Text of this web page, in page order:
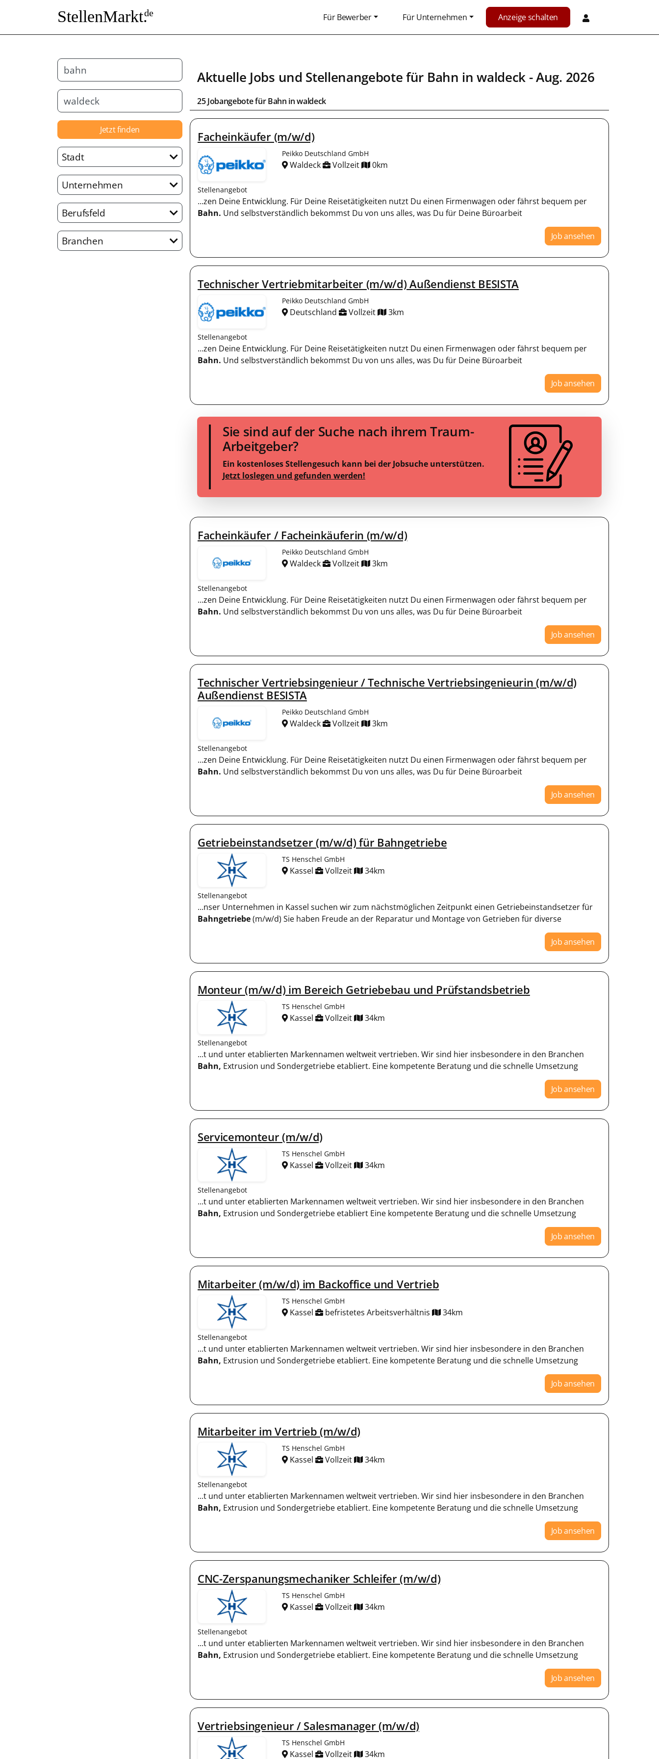
StellenMarkt.de Für Bewerber Für Unternehmen Anzeige schalten
Jetzt finden
Stadt
Unternehmen
Berufsfeld
Branchen
Aktuelle Jobs und Stellenangebote für Bahn inwaldeck - Aug. 2026
25 Jobangebote fürBahn inwaldeck
Facheinkäufer (m/w/d)
Peikko Deutschland GmbH
Waldeck Vollzeit 0km
Stellenangebot
...zen Deine Entwicklung. Für Deine Reisetätigkeiten nutzt Du einen Firmenwagen oder fährst bequem per
Bahn. Und selbstverständlich bekommst Du von uns alles, was Du für Deine Büroarbeit
Job ansehen
Technischer Vertriebmitarbeiter (m/w/d) Außendienst BESISTA
Peikko Deutschland GmbH
Deutschland Vollzeit 3km
Stellenangebot
...zen Deine Entwicklung. Für Deine Reisetätigkeiten nutzt Du einen Firmenwagen oder fährst bequem per
Bahn. Und selbstverständlich bekommst Du von uns alles, was Du für Deine Büroarbeit
Job ansehen
Sie sind auf der Suche nach ihrem Traum-
Arbeitgeber?
Ein kostenloses Stellengesuch kann bei der Jobsuche unterstützen.
Jetzt loslegen und gefunden werden!
Facheinkäufer / Facheinkäuferin (m/w/d)
Peikko Deutschland GmbH
Waldeck Vollzeit 3km
Stellenangebot
...zen Deine Entwicklung. Für Deine Reisetätigkeiten nutzt Du einen Firmenwagen oder fährst bequem per
Bahn. Und selbstverständlich bekommst Du von uns alles, was Du für Deine Büroarbeit
Job ansehen
Technischer Vertriebsingenieur / Technische Vertriebsingenieurin (m/w/d)
Außendienst BESISTA
Peikko Deutschland GmbH
Waldeck Vollzeit 3km
Stellenangebot
...zen Deine Entwicklung. Für Deine Reisetätigkeiten nutzt Du einen Firmenwagen oder fährst bequem per
Bahn. Und selbstverständlich bekommst Du von uns alles, was Du für Deine Büroarbeit
Job ansehen
Getriebeinstandsetzer (m/w/d) für Bahngetriebe
TS Henschel GmbH
Kassel Vollzeit 34km
Stellenangebot
...nser Unternehmen in Kassel suchen wir zum nächstmöglichen Zeitpunkt einen Getriebeinstandsetzer für
Bahngetriebe(m/w/d) Sie haben Freude an der Reparatur und Montage von Getrieben für diverse
Job ansehen
Monteur (m/w/d) im Bereich Getriebebau und Prüfstandsbetrieb
TS Henschel GmbH
Kassel Vollzeit 34km
Stellenangebot
...t und unter etablierten Markennamen weltweit vertrieben. Wir sind hier insbesondere in den Branchen
Bahn, Extrusion und Sondergetriebe etabliert. Eine kompetente Beratung und die schnelle Umsetzung
Job ansehen
Servicemonteur (m/w/d)
TS Henschel GmbH
Kassel Vollzeit 34km
Stellenangebot
...t und unter etablierten Markennamen weltweit vertrieben. Wir sind hier insbesondere in den Branchen
Bahn, Extrusion und Sondergetriebe etabliert Eine kompetente Beratung und die schnelle Umsetzung
Job ansehen
Mitarbeiter (m/w/d) im Backoffice und Vertrieb
TS Henschel GmbH
Kassel befristetes Arbeitsverhältnis 34km
Stellenangebot
...t und unter etablierten Markennamen weltweit vertrieben. Wir sind hier insbesondere in den Branchen
Bahn, Extrusion und Sondergetriebe etabliert. Eine kompetente Beratung und die schnelle Umsetzung
Job ansehen
Mitarbeiter im Vertrieb (m/w/d)
TS Henschel GmbH
Kassel Vollzeit 34km
Stellenangebot
...t und unter etablierten Markennamen weltweit vertrieben. Wir sind hier insbesondere in den Branchen
Bahn, Extrusion und Sondergetriebe etabliert. Eine kompetente Beratung und die schnelle Umsetzung
Job ansehen
CNC-Zerspanungsmechaniker Schleifer (m/w/d)
TS Henschel GmbH
Kassel Vollzeit 34km
Stellenangebot
...t und unter etablierten Markennamen weltweit vertrieben. Wir sind hier insbesondere in den Branchen
Bahn, Extrusion und Sondergetriebe etabliert. Eine kompetente Beratung und die schnelle Umsetzung
Job ansehen
Vertriebsingenieur / Salesmanager (m/w/d)
TS Henschel GmbH
Kassel Vollzeit 34km